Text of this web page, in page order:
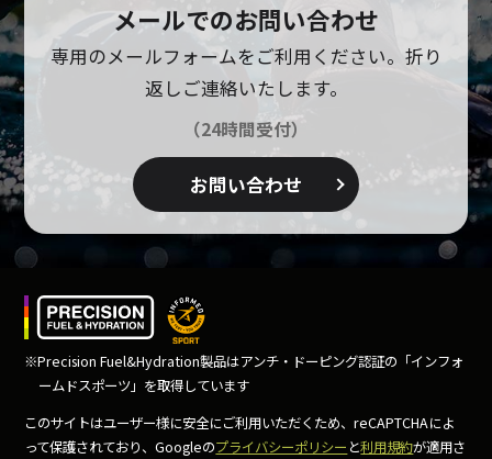
メールでのお問い合わせ
専用のメールフォームをご利用ください。 折り
返しご連絡いたします。
（24時間受付）
お問い合わせ
※Precision Fuel&Hydration製品はアンチ・ドーピング認証の「インフォ
ームドスポーツ」を取得しています
このサイトはユーザー様に安全にご利用いただくため、reCAPTCHAによ
って保護されており、Googleのプライバシーポリシー と利用規約が適用さ